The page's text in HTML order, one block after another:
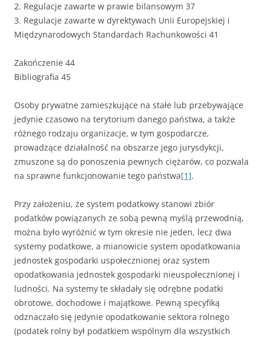
2. Regulacje zawarte w prawie bilansowym 37
3. Regulacje zawarte w dyrektywach Unii Europejskiej i
Międzynarodowych Standardach Rachunkowości 41
Zakończenie 44
Bibliografia 45
Osoby prywatne zamieszkujące na stałe lub przebywające
jedynie czasowo na terytorium danego państwa, a także
różnego rodzaju organizacje, w tym gospodarcze,
prowadzące działalność na obszarze jego jurysdykcji,
zmuszone są do ponoszenia pewnych ciężarów, co pozwala
na sprawne funkcjonowanie tego państwa[1].
Przy założeniu, że system podatkowy stanowi zbiór
podatków powiązanych ze sobą pewną myślą przewodnią,
można było wyróżnić w tym okresie nie jeden, lecz dwa
systemy podatkowe, a mianowicie system opodatkowania
jednostek gospodarki uspołecznionej oraz system
opodatkowania jednostek gospodarki nieuspołecznionej i
ludności. Na systemy te składały się odrębne podatki
obrotowe, dochodowe i majątkowe. Pewną specyfiką
odznaczało się jedynie opodatkowanie sektora rolnego
(podatek rolny był podatkiem wspólnym dla wszystkich